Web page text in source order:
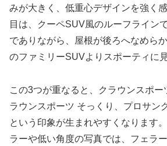
みが大きく、低重心デザインを強く
目は、クーペSUV風のルーフライン
でありながら、屋根が後ろへなめら
のファミリーSUVよりスポーティに見
この3つが重なると、クラウンスポー
ラウンスポーツ そっくり、プロサン
という印象が生まれやすくなります
ラーや低い角度の写真では、フェラ